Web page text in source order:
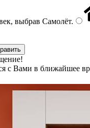
выбрав Самолёт.
с Вами в ближайшее